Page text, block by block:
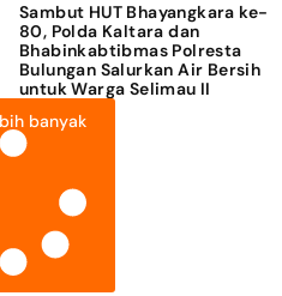
Sambut HUT Bhayangkara ke-
80, Polda Kaltara dan
Bhabinkabtibmas Polresta
Bulungan Salurkan Air Bersih
untuk Warga Selimau II
banyak